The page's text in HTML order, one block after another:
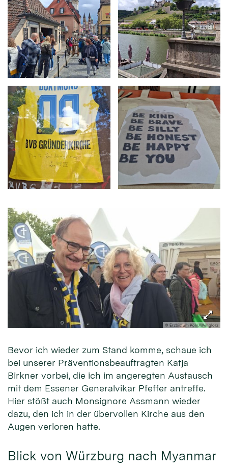
© Erzbistum Köln/Wenglorz
Bevor ich wieder zum Stand komme, schaue ich
bei unserer Präventionsbeauftragten Katja
Birkner vorbei, die ich im angeregten Austausch
mit dem Essener Generalvikar Pfeffer antreffe.
Hier stößt auch Monsignore Assmann wieder
dazu, den ich in der übervollen Kirche aus den
Augen verloren hatte.
Blick von Würzburg nach Myanmar